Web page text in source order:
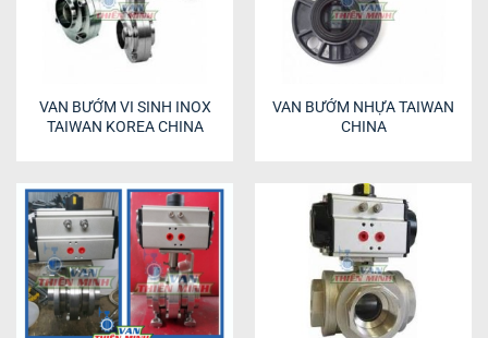
VAN BƯỚM VI SINH INOX
TAIWAN KOREA CHINA
VAN BƯỚM NHỰA TAIWAN
CHINA